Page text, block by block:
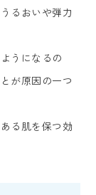
るおいや弾力
うになるの
が原因の一つ
る肌を保つ効